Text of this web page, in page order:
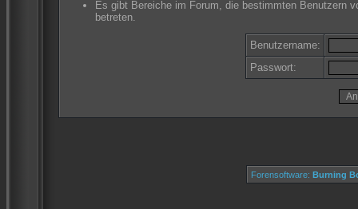
Es gibt Bereiche im Forum, die bestimmten Benutzern
betreten.
Benutzername:
Passwort:
Forensoftware: Burning